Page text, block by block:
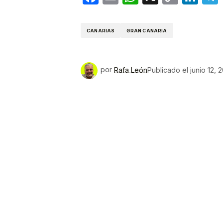
CANARIAS GRAN CANARIA
por Rafa LeónPublicado el junio 12,